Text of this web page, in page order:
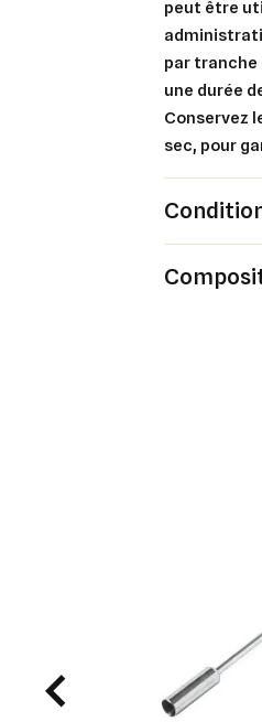
peut être
par tranche
une durée
Conservez
sec, pour